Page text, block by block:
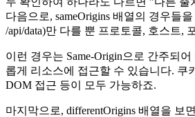
다음으로, sameOrigins 배열의 경우들
/api/data)만 다를 뿐 프로토콜, 호스트,
이런 경우는 Same-Origin으로 간주되
롭게 리소스에 접근할 수 있습니다. 쿠
DOM 접근 등이 모두 가능하죠.
마지막으로, differentOrigins 배열을 보